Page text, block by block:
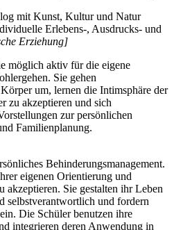
mit Kunst, Kultur und Natur
Erlebens-, Ausdrucks- und
Erziehung]
möglich aktiv für die eigene
Sie gehen
um, lernen die Intimsphäre der
zu akzeptieren und sich
zur persönlichen
Familienplanung.
Behinderungsmanagement.
eigenen Orientierung und
akzeptieren. Sie gestalten ihr Leben
selbstverantwortlich und fordern
Die Schüler benutzen ihre
integrieren deren Anwendung in